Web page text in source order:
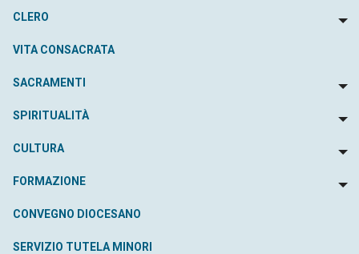
CLERO
VITA CONSACRATA
SACRAMENTI
SPIRITUALITÀ
CULTURA
FORMAZIONE
CONVEGNO DIOCESANO
SERVIZIO TUTELA MINORI